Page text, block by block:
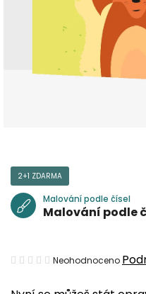
2+1 ZDARMA
Malování podle čísel
Malování podle
Průměrné
Neohodnoceno